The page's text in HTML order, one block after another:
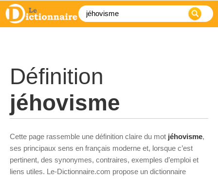
Définition
jéhovisme
Cette page rassemble une définition claire du mot jéhovisme,
ses principaux sens en français moderne et, lorsque c’est
pertinent, des synonymes, contraires, exemples d’emploi et
liens utiles. Le-Dictionnaire.com propose un dictionnaire